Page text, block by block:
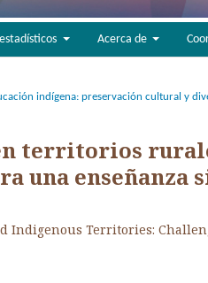
Acerca de
indígena: preservación cultural y
territorios
una enseñanza
Indigenous Territories: